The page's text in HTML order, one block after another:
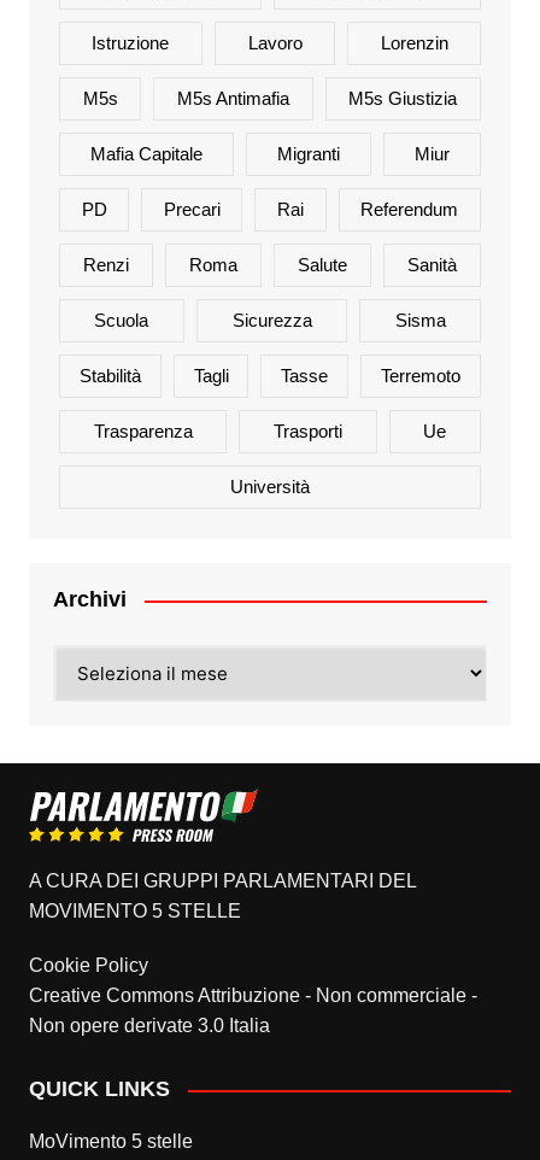
Istruzione Lavoro Lorenzin
M5s M5s Antimafia M5s Giustizia
Mafia Capitale Migranti Miur
PD Precari Rai Referendum
Renzi Roma Salute Sanità
Scuola Sicurezza Sisma
Stabilità Tagli Tasse Terremoto
Trasparenza Trasporti Ue
Università
Archivi
A CURA DEI GRUPPI PARLAMENTARI DEL
MOVIMENTO 5 STELLE
Cookie Policy
Creative Commons Attribuzione - Non commerciale -
Non opere derivate 3.0 Italia
QUICK LINKS
MoVimento 5 stelle